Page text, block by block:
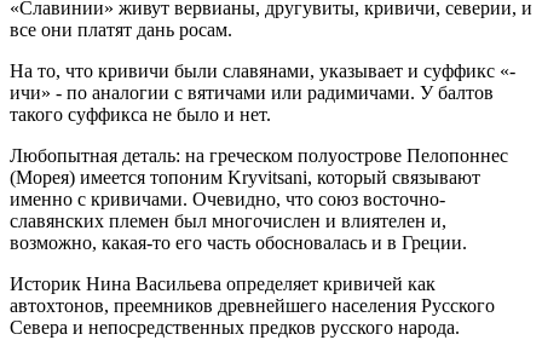
«Славинии» живут вервианы, другувиты, кpивичи, северии, и
все они платят дань росам.
На то, что кpивичи были славянами, указывает и суффикс «-
ичи» - по аналогии с вятичами или радимичами. У балтов
такого суффикса не было и нет.
Любопытная деталь: на греческом полуострове Пелопоннес
(Морея) имеется топоним Kryvitsani, который связывают
именно с кpивичами. Очевидно, что союз восточно-
славянских племен был многочислен и влиятелен и,
возможно, какая-то его часть обосновалась и в Греции.
Историк Нина Васильева определяет кpивичей как
автохтонов, преемников древнейшего населения Русского
Севера и непосредственных предков русского народа.